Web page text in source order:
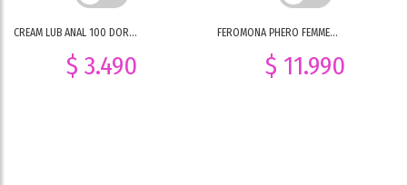
CREAM LUB ANAL 100 DOR...
$ 3.490
FEROMONA PHERO FEMME...
$ 11.990